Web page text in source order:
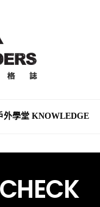
外學堂 KNOWLEDGE